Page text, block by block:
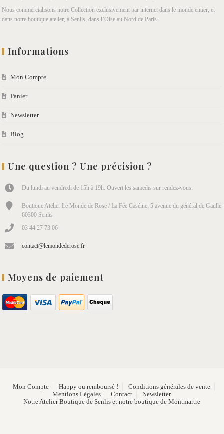
Nous commercialisons notre Collection exclusivement par internet dans le monde entier, et
dans notre boutique atelier, à Senlis, dans l’Oise au Nord de Paris.
Informations
Mon Compte
Panier
Newsletter
Blog
Une question ? Une précision ?
Du lundi au vendredi de 15h à 19h. Ouvert les samedis sur rendez-vous.
Boutique Atelier Le Monde de Rose / La Fée Caséine, 5 avenue du général de Gaulle
60300 Senlis
03 44 27 73 06
contact@lemondederose.fr
Moyens de paiement
Mon Compte Happy ou remboursé !
Conditions générales de vente
Mentions Légales
Contact
Newsletter
Notre Atelier Boutique de Senlis et notre boutique de Montmartre